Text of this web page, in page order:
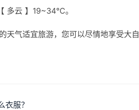
多云 】19~34℃。
天气适宜旅游，您可以尽情地享受大自
衣服？